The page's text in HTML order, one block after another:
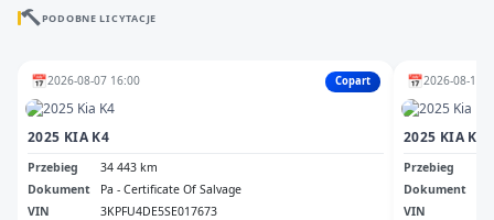
PODOBNE LICYTACJE
📅2026-08-07 16:00 Copart
2025 KIA K4
Przebieg
34 443 km
Dokument
Pa - Certificate Of Salvage
VIN
3KPFU4DE5SE017673
📅2026-08-10
2025 KIA K4
Przebieg
Dokument
VIN